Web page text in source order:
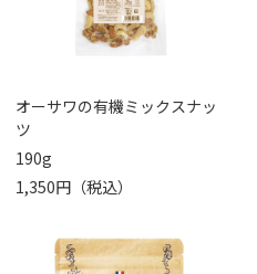
オーサワの有機ミックスナッ
ツ
190g
1,350円（税込）